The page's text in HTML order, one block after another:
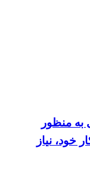
به منظور
خود، نیاز